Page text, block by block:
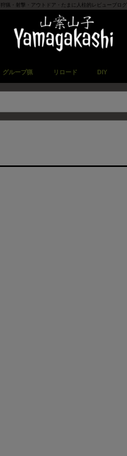
狩猟・射撃・アウトドア・たまに人柱的レビューブログ
グループ猟 リロード DIY